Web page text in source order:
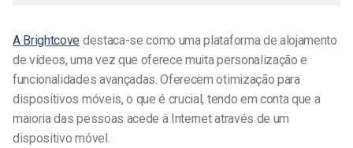
A Brightcove destaca-se como uma plataforma de alojamento
de vídeos, uma vez que oferece muita personalização e
funcionalidades avançadas. Oferecem otimização para
dispositivos móveis, o que é crucial, tendo em conta que a
maioria das pessoas acede à Internet através de um
dispositivo móvel.